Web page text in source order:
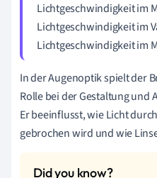
Lichtgeschwindigkeit im
Lichtgeschwindigkeit im
Lichtgeschwindigkeit im
In der Augenoptik spielt der
Rolle bei der Gestaltung und
Er beeinflusst, wie Licht
gebrochen wird und wie